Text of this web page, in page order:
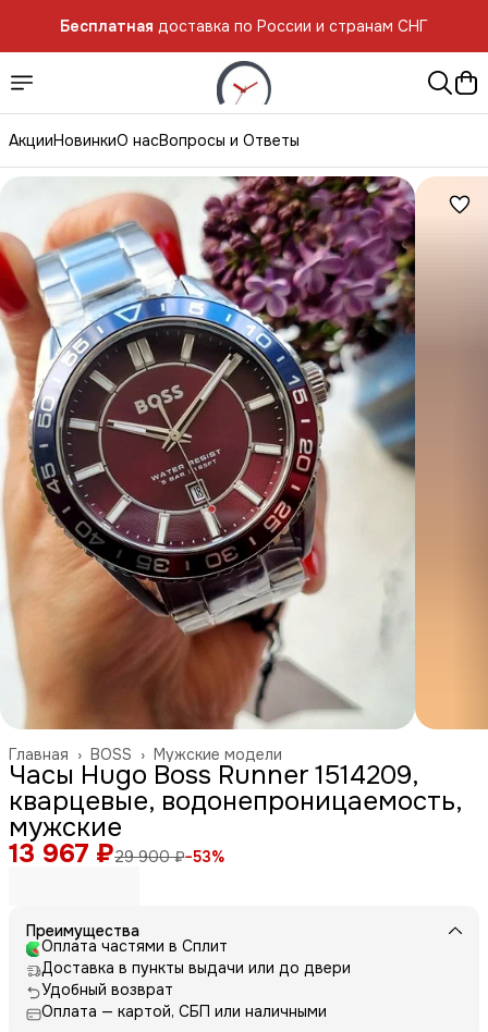
Бесплатная доставка по России и странам СНГ
АкцииНовинкиО насВопросы и Ответы
Мужские модели
BOSS ›
Главная ›
Часы Hugo Boss Runner 1514209,
кварцевые, водонепроницаемость,
мужские
13 967 ₽29 900 ₽−53%
Преимущества
Оплата частями в Сплит
Доставка в пункты выдачи или до двери
Удобный возврат
Оплата — картой, СБП или наличными